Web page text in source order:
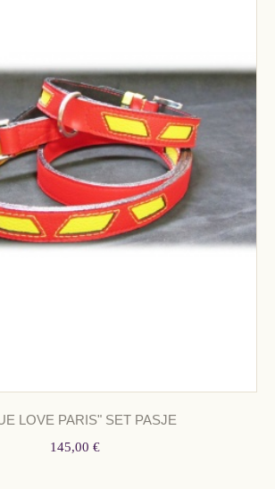
LOVE PARIS" SET PASJE
145,00 €